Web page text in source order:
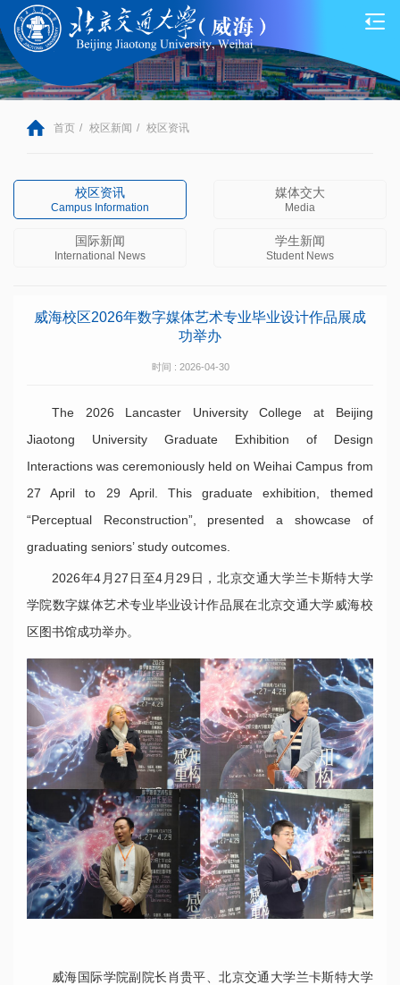
首页 / 校区新闻 / 校区资讯
校区资讯
Campus Information
媒体交大
Media
国际新闻
International News
学生新闻
Student News
威海校区2026年数字媒体艺术专业毕业设计作品展成
功举办
时间 : 2026-04-30
The 2026 Lancaster University College at Beijing
Jiaotong University Graduate Exhibition of Design
Interactions was ceremoniously held on Weihai Campus from
27 April to 29 April. This graduate exhibition, themed
“Perceptual Reconstruction”, presented a showcase of
graduating seniors’ study outcomes.
2026年4月27日至4月29日，北京交通大学兰卡斯特大学
学院数字媒体艺术专业毕业设计作品展在北京交通大学威海校
区图书馆成功举办。
威海国际学院副院长肖贵平、北京交通大学兰卡斯特大学